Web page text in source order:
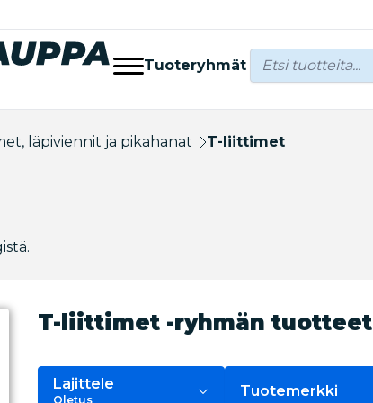
Tuoteryhmät
läpiviennit ja pikahanat T-liittimet
T-liittimet -ryhmän tuotteet
Lajittele
Oletus
Tuotemerkki